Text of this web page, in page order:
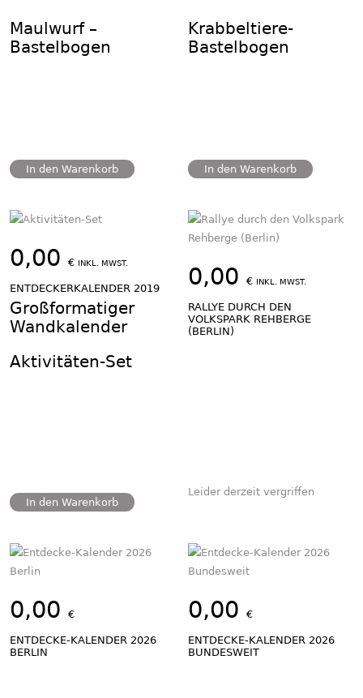
Maulwurf –
Bastelbogen
In den Warenkorb
Krabbeltiere-
Bastelbogen
In den Warenkorb
0,00 € INKL. MWST.
ENTDECKERKALENDER 2019
Großformatiger
Wandkalender
Aktivitäten-Set
In den Warenkorb
0,00€ INKL. MWST.
RALLYE DURCH DEN
VOLKSPARK REHBERGE
(BERLIN)
Leider derzeit vergriffen
0,00 €
ENTDECKE-KALENDER 2026
BERLIN
0,00€
ENTDECKE-KALENDER 2026
BUNDESWEIT